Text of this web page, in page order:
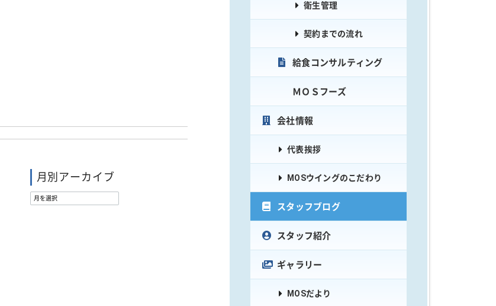
月別アーカイブ
衛生管理
契約までの流れ
給食コンサルティング
ＭＯＳフーズ
会社情報
代表挨拶
MOSウイングのこだわり
スタッフブログ
スタッフ紹介
ギャラリー
MOSだより